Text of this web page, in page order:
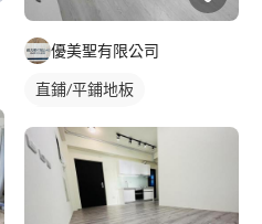
優美聖有限公司
直鋪/平鋪地板